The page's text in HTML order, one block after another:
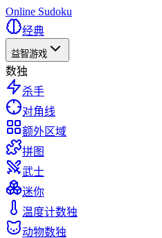
Online Sudoku
经典
益智游戏
数独
杀手
对角线
额外区域
拼图
武士
迷你
温度计数独
动物数独